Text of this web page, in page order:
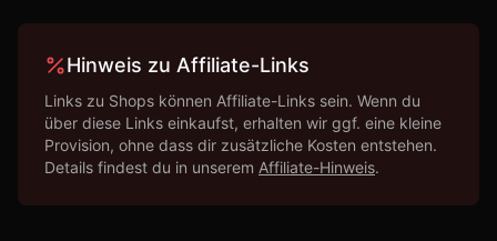
Hinweis zu Affiliate-Links
Links zu Shops können Affiliate-Links sein. Wenn du
über diese Links einkaufst, erhalten wir ggf. eine kleine
Provision, ohne dass dir zusätzliche Kosten entstehen.
Details findest du in unserem Affiliate-Hinweis.